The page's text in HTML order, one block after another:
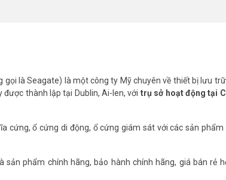
gọi là Seagate) là một công ty Mỹ chuyên về thiết bị lưu
thành lập tại Dublin, Ai-len, với trụ sở hoạt động tại
cứng, ổ cứng di động, ổ cứng giám sát với các sản
sản phẩm chính hãng, bảo hành chính hãng, giá bán rẻ